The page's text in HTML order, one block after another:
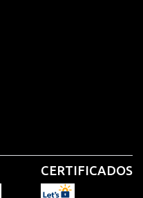
CERTIFICADOS